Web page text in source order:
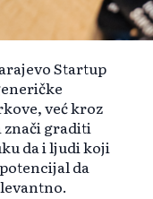
Startup
već kroz
znači graditi
da i ljudi koji
da